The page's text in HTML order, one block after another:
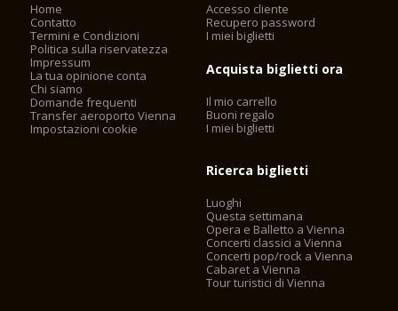
Home
Contatto
Termini e Condizioni
Politica sulla riservatezza
Impressum
La tua opinione conta
Chi siamo
Domande frequenti
Transfer aeroporto Vienna
Impostazioni cookie
Accesso cliente
Recupero password
I miei biglietti
Acquista biglietti ora
Il mio carrello
Buoni regalo
I miei biglietti
Ricerca biglietti
Luoghi
Questa settimana
Opera e Balletto a Vienna
Concerti classici a Vienna
Concerti pop/rock a Vienna
Cabaret a Vienna
Tour turistici di Vienna